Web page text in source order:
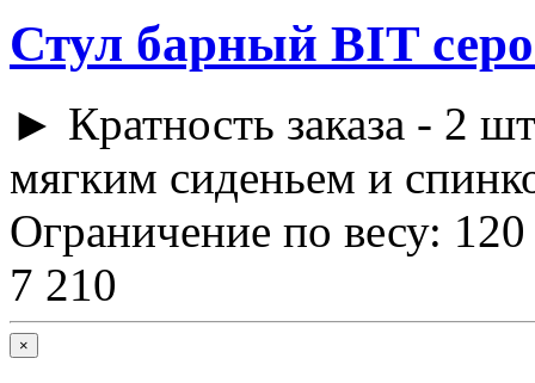
Стул барный BIT
► Кратность заказа - 2
мягким сиденьем и
Ограничение по весу: 120
7 210
×